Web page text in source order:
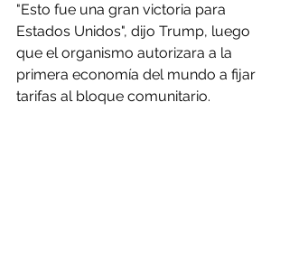
"Esto fue una gran victoria para
Estados Unidos", dijo Trump, luego
que el organismo autorizara a la
primera economía del mundo a fijar
tarifas al bloque comunitario.